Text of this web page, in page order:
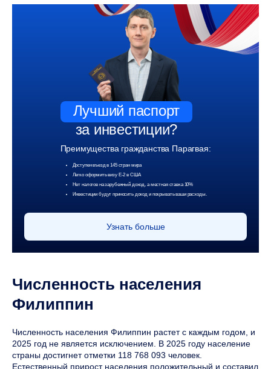
Лучший паспорт
за инвестиции?
Преимущества гражданства Парагвая:
Доступен въезд в 145 стран мира
Легко оформить визу Е-2 в США
Нет налогов на зарубежный доход, а местная ставка 10%
Инвестиции будут приносить доход и покрывать ваши расходы.
Узнать больше
Численность населения
Филиппин
Численность населения Филиппин растет с каждым годом, и
2025 год не является исключением. В 2025 году население
страны достигнет отметки 118 768 093 человек.
Естественный прирост населения положительный и составил